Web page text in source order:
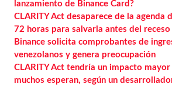
lanzamiento de Binance Card?
CLARITY Act desaparece de la agenda
72 horas para salvarla antes del receso
Binance solicita comprobantes de
venezolanos y genera preocupación
CLARITY Act tendría un impacto mayor
muchos esperan, según un